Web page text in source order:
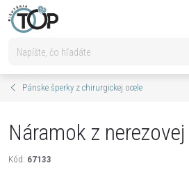
Prejsť
na
Pánske šperky z chirurgickej ocele
Náramok z
Kód: 67133